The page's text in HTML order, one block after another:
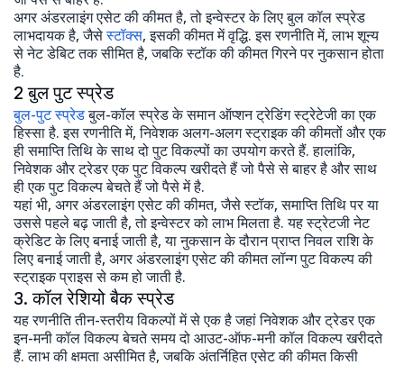
अगर अंडरलाइंग एसेट की कीमत है, तो इन्वेस्टर के लिए बुल कॉल स्प्रेड
लाभदायक है, जैसेस्टॉक्स, इसकी कीमत में वृद्धि. इस रणनीति में, लाभ शून्य
से नेट डेबिट तक सीमित है, जबकि स्टॉक की कीमत गिरने पर नुकसान होता
है.
2 बुल पुट स्प्रेड
बुल-पुट स्प्रेडबुल-कॉल स्प्रेड के समान ऑप्शन ट्रेडिंग स्ट्रेटेजी का एक
हिस्सा है. इस रणनीति में, निवेशक अलग-अलग स्ट्राइक की कीमतों और एक
ही समाप्ति तिथि के साथ दो पुट विकल्पों का उपयोग करते हैं. हालांकि,
निवेशक और ट्रेडर एक पुट विकल्प खरीदते हैं जो पैसे से बाहर है और साथ
ही एक पुट विकल्प बेचते हैं जो पैसे में है.
यहां भी, अगर अंडरलाइंग एसेट की कीमत, जैसे स्टॉक, समाप्ति तिथि पर या
उससे पहले बढ़ जाती है, तो इन्वेस्टर को लाभ मिलता है. यह स्ट्रेटजी नेट
क्रेडिट के लिए बनाई जाती है, या नुकसान के दौरान प्राप्त निवल राशि के
लिए बनाई जाती है, अगर अंडरलाइंग एसेट की कीमत लॉन्ग पुट विकल्प की
स्ट्राइक प्राइस से कम हो जाती है.
3. कॉल रेशियो बैक स्प्रेड
यह रणनीति तीन-स्तरीय विकल्पों में से एक है जहां निवेशक और ट्रेडर एक
इन-मनी कॉल विकल्प बेचते समय दो आउट-ऑफ-मनी कॉल विकल्प खरीदते
हैं. लाभ की क्षमता असीमित है, जबकि अंतर्निहित एसेट की कीमत किसी